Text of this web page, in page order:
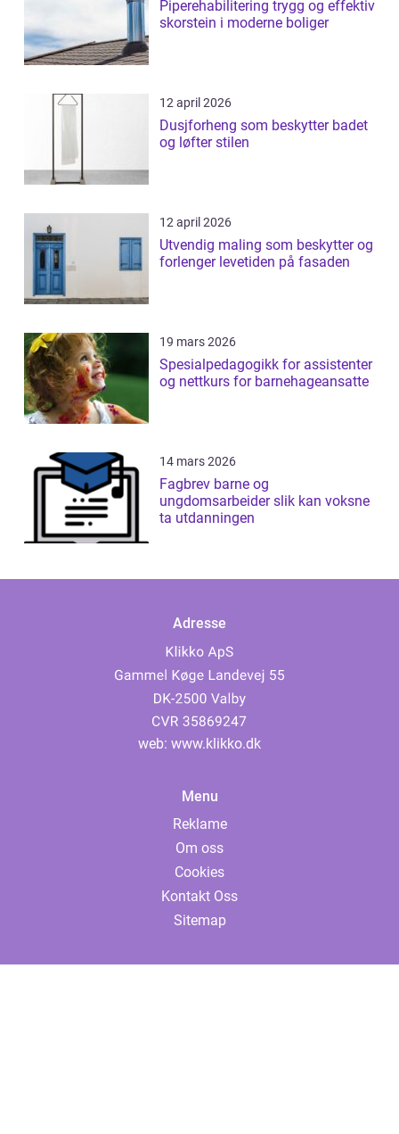
Piperehabilitering trygg og effektiv
skorstein i moderne boliger
12 april 2026
Dusjforheng som beskytter badet
og løfter stilen
12 april 2026
Utvendig maling som beskytter og
forlenger levetiden på fasaden
19 mars 2026
Spesialpedagogikk for assistenter
og nettkurs for barnehageansatte
14 mars 2026
Fagbrev barne og
ungdomsarbeider slik kan voksne
ta utdanningen
Adresse
web: www.klikko.dk
Menu
Reklame
Om oss
Cookies
Kontakt Oss
Sitemap